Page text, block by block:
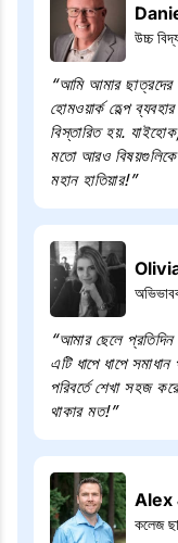
উচ্চ
“আমি আমার
হোমওয়ার্ক হেল্প
বিস্তারিত হয়.
মতো আরও
মহান হাতিয়ার!”
“আমার ছেলে
এটি ধাপে ধাপে
পরিবর্তে শেখা সহজ
থাকার মত!”
Alex
কলেজ